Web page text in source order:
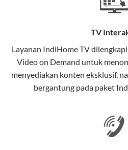
Wifi IndiHome
menggunakan kabel serat
pelanggan. Teknologi ini
keunggulan:
Kecepatan Tinggi
dibandingkan kabel tembaga
TV
Layanan IndiHome TVdilengkapi
Video on Demand untuk
menyediakan konten eksklusif,
bergantung pada paket